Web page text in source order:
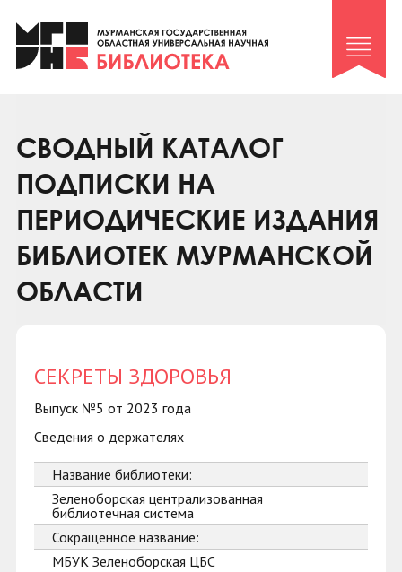
Клуб «Гиря и сельдерей»
Клуб «Семейный архив»
Коллегам
Контакты
СВОДНЫЙ КАТАЛОГ
ПОДПИСКИ НА
ПЕРИОДИЧЕСКИЕ ИЗДАНИЯ
БИБЛИОТЕК МУРМАНСКОЙ
ОБЛАСТИ
СЕКРЕТЫ ЗДОРОВЬЯ
Выпуск №5 от 2023 года
Сведения о держателях
Название библиотеки:
Зеленоборская централизованная
библиотечная система
Сокращенное название:
МБУК Зеленоборская ЦБС